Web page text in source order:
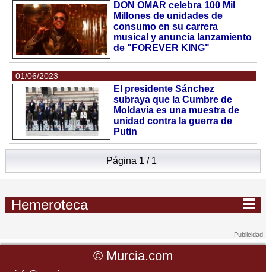
DON OMAR celebra 100 Mil
Millones de unidades de
consumo en su carrera
musical y anuncia lanzamiento
de "FOREVER KING"
01/06/2023
El presidente Sánchez
subraya que la Cumbre de
Moldavia es una muestra de
unidad contra la guerra de
Putin
Página 1 / 1
Hemeroteca
© Murcia.com